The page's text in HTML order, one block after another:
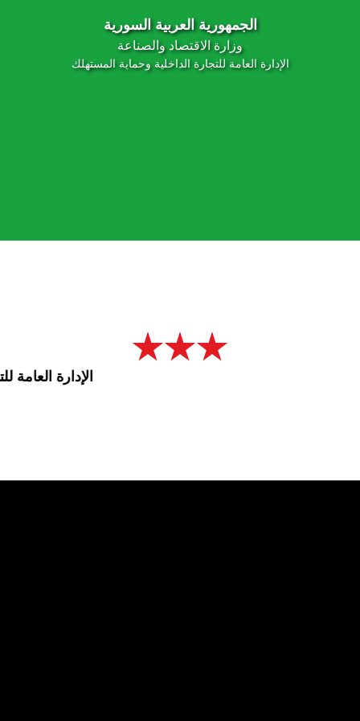
الجمهورية العربية السورية
وزارة الاقتصاد والصناعة
الإدارة العامة للتجارة الداخلية وحماية المستهلك
الإدارة العامة